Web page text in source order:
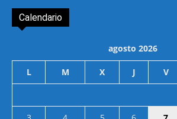
Calendario
agosto 2026
L M X J V